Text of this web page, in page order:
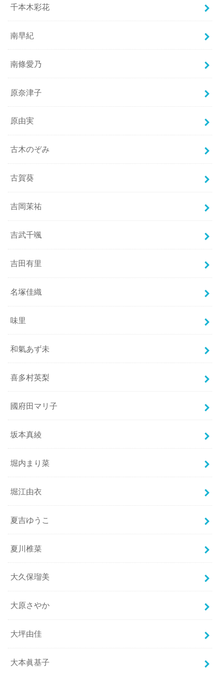
千本木彩花
南早紀
南條愛乃
原奈津子
原由実
古木のぞみ
古賀葵
吉岡茉祐
吉武千颯
吉田有里
名塚佳織
味里
和氣あず未
喜多村英梨
國府田マリ子
坂本真綾
堀内まり菜
堀江由衣
夏吉ゆうこ
夏川椎菜
大久保瑠美
大原さやか
大坪由佳
大本眞基子